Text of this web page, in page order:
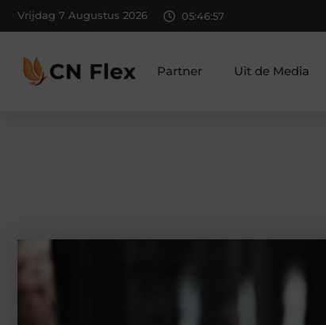
Vrijdag 7 Augustus 2026 05:46:58
Partner Uit de Media